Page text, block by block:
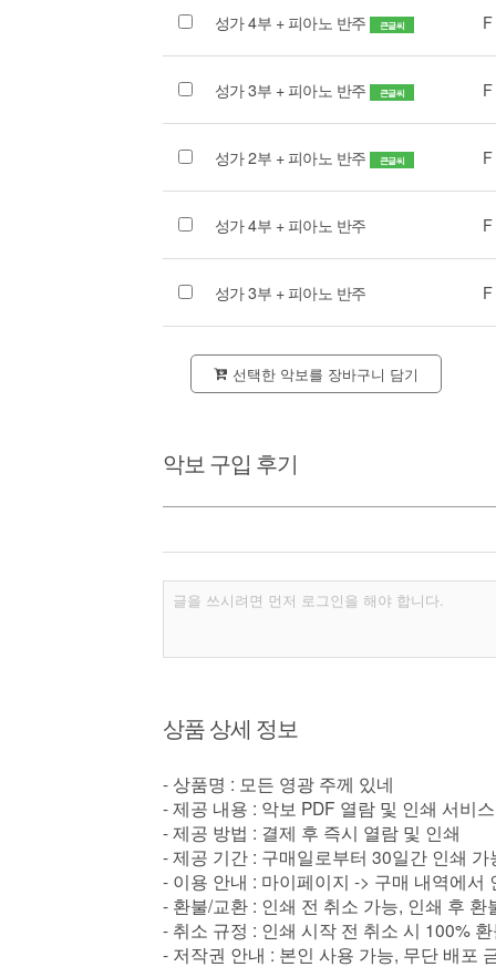
성가 4부 + 피아노 반주 큰글씨
성가 3부 + 피아노 반주 큰글씨
성가 2부 + 피아노 반주 큰글씨
성가 4부 + 피아노 반주
성가 3부 + 피아노 반주
선택한 악보를 장바구니 담기
악보 구입 후기
상품 상세 정보
- 상품명 : 모든 영광 주께 있네
- 제공 내용 : 악보 PDF 열람 및 인쇄 서비스
- 제공 방법 : 결제 후 즉시 열람 및 인쇄
- 제공 기간 : 구매일로부터 30일간 인쇄
- 이용 안내 : 마이페이지 -> 구매 내역에서
- 환불/교환 : 인쇄 전 취소 가능, 인쇄 후 환
- 취소 규정 : 인쇄 시작 전 취소 시 100%
- 저작권 안내 : 본인 사용 가능, 무단 배포